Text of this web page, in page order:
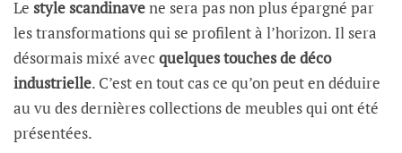
Le style scandinavene sera pas non plus épargné par
les transformations qui se profilent à l’horizon. Il sera
désormais mixé avec quelques touches de déco
industrielle. C’est en tout cas ce qu’on peut en déduire
au vu des dernières collections de meubles qui ont été
présentées.